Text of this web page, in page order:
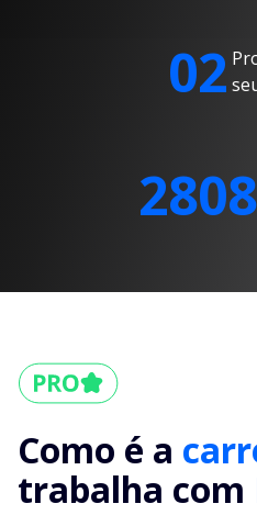
02
2808
Como é a
trabalha com